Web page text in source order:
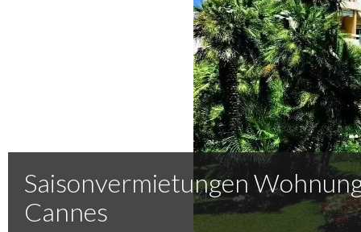
Saisonvermietungen
Cannes